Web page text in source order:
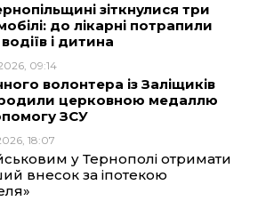
зіткнулися три
до лікарні потрапили
і дитина
09:14
волонтера із Заліщиків
церковною медаллю
ЗСУ
18:07
у Тернополі отримати
внесок за іпотекою